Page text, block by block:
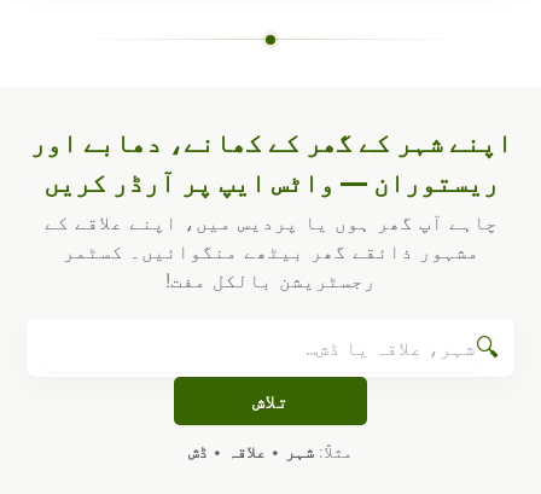
اپنے شہر کے گھر کے کھانے، دھابے اور
ریستوران — واٹس ایپ پر آرڈر کریں
چاہے آپ گھر ہوں یا پردیس میں، اپنے علاقے کے
مشہور ذائقے گھر بیٹھے منگوائیں۔ کسٹمر
رجسٹریشن بالکل مفت!
🔍
تلاش
مثلاً: شہر • علاقہ • ڈش